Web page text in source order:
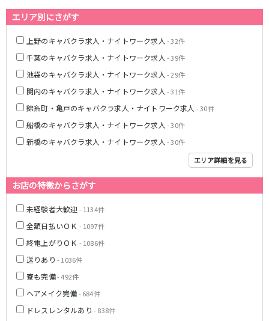
エリア別にさがす
上野のキャバクラ求人・ナイトワーク求人 - 32件
千葉のキャバクラ求人・ナイトワーク求人 - 39件
池袋のキャバクラ求人・ナイトワーク求人 - 29件
関内のキャバクラ求人・ナイトワーク求人 - 31件
錦糸町・亀戸のキャバクラ求人・ナイトワーク求人 - 30件
船橋のキャバクラ求人・ナイトワーク求人 - 30件
新橋のキャバクラ求人・ナイトワーク求人 - 30件
エリア詳細を見る
お店の特徴からさがす
未経験者大歓迎- 1134件
全額日払いＯＫ - 1097件
終電上がりＯＫ - 1086件
送りあり - 1036件
寮も完備- 492件
ヘアメイク完備- 684件
ドレスレンタルあり - 838件
押上〈スカイツリー前〉駅
西新井駅
太田駅
伊勢崎駅
羽生駅
せんげん台駅
大袋駅
加須駅
花崎駅
南羽生駅
蒲生駅
茂林寺前駅
牛田駅
南越谷駅
府中本町駅
新八柱駅
東所沢駅
吉川駅
越谷レイクタウン駅